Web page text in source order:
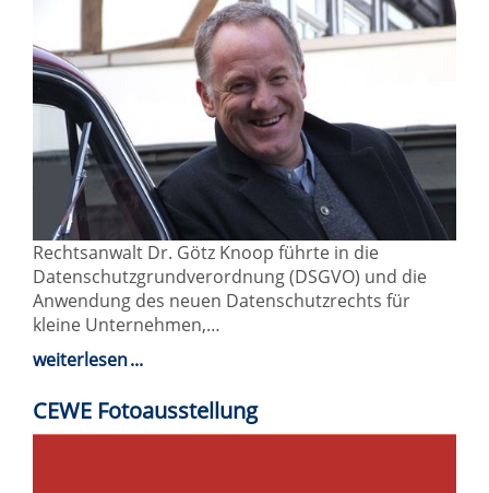
Rechtsanwalt Dr. Götz Knoop führte in die
Datenschutzgrundverordnung (DSGVO) und die
Anwendung des neuen Datenschutzrechts für
kleine Unternehmen,…
weiterlesen
CEWE Fotoausstellung